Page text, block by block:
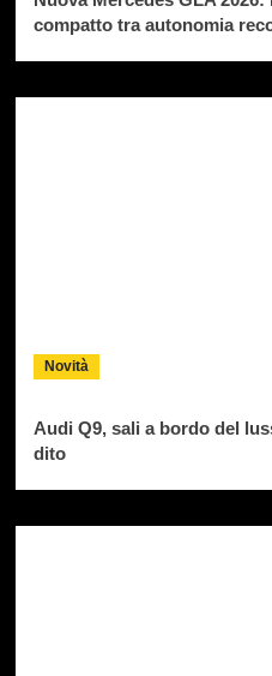
compatto tra autonomia
Novità
Audi Q9, sali a bordo del
dito